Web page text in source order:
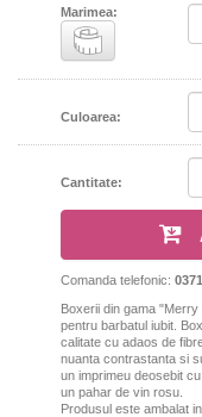
Marimea:
Culoarea:
Cantitate:
Comanda telefonic:
Boxerii din gama
pentru barbatul iubit.
calitate cu adaos de
nuanta contrastanta si
un imprimeu deosebit
un pahar de vin rosu.
Produsul este ambalat